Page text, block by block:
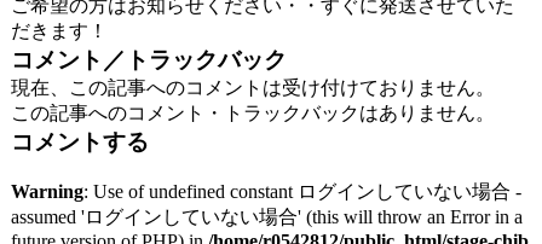
ご希望の方はお知らせください・・すぐに発送させていた
だきます！
コメント／トラックバック
現在、この記事へのコメントは受け付けておりません。
この記事へのコメント・トラックバックはありません。
コメントする
Warning: Use of undefined constant ログインしていない場合 -
assumed 'ログインしていない場合' (this will throw an Error in a